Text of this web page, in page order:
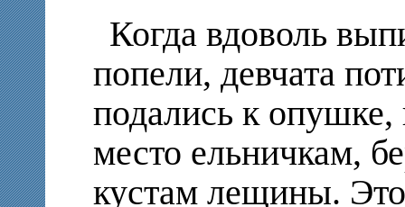
Когда вдоволь
попели, девчата
подались к опушке,
место ельничкам,
кустам лещины.